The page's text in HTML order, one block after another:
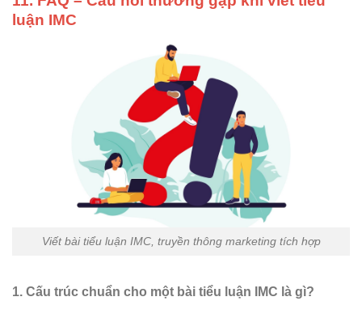
luận IMC
Viết bài tiểu luận IMC, truyền thông marketing tích hợp
1. Cấu trúc chuẩn cho một bài tiểu luận IMC là gì?